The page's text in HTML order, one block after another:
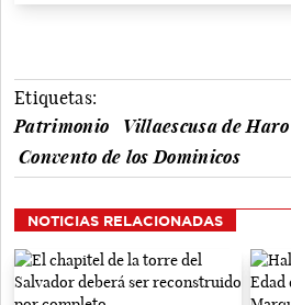
Etiquetas:
Patrimonio
Villaescusa de Haro
Convento de los Dominicos
NOTICIAS RELACIONADAS